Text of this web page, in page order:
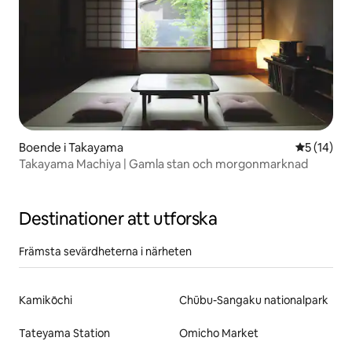
Boende i Takayama 5 av 5 i
5 (14)
Takayama Machiya | Gamla stan och morgonmarknad
Destinationer att utforska
Främsta sevärdheterna i närheten
Kamikōchi Chūbu-Sangaku nationalpark
Tateyama Station Omicho Market